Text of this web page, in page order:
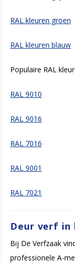
RAL kleuren groen
RAL kleuren blauw
Populaire RAL
RAL 9010
RAL 9016
RAL 7016
RAL 9001
RAL 7021
Deur verf in
Bij De Verfzaak
professionele A-